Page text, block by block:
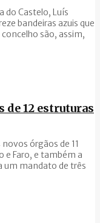
do Castelo, Luís
bandeiras azuis que
são, assim,
de 12 estruturas
órgãos de 11
e Faro, e também a
um mandato de três